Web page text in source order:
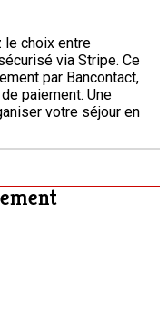
le choix entre
via Stripe. Ce
par Bancontact,
paiement. Une
votre séjour en